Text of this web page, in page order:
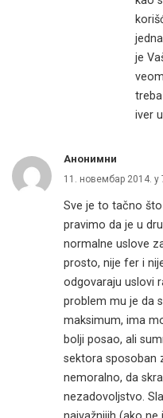
je
iver
Анонимни
11. новембар 2014. у
Sve je to tačno
pravimo da je u
normalne uslove
prosto, nije fer i
odgovaraju uslovi
problem mu je da
maksimum, ima
bolji posao, ali
sektora sposoban
nemoralno, da
nezadovoljstvo.